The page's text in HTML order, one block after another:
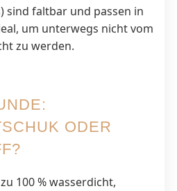
sind faltbar und passen in
um unterwegs nicht vom
zu werden.
ODER
100 % wasserdicht,